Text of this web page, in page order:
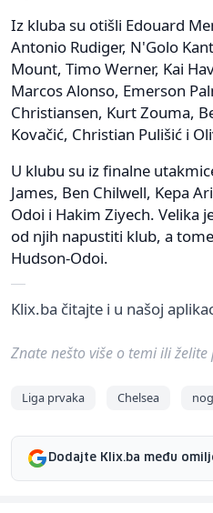
Iz kluba su otišli Edouard
Antonio Rudiger, N'Golo
Mount, Timo Werner, Kai
Marcos Alonso, Emerson
Christiansen, Kurt Zouma,
Kovačić, Christian Pulišić i
U klubu su iz finalne
James, Ben Chilwell, Kepa
Odoi i Hakim Ziyech. Velika
od njih napustiti klub, a
Hudson-Odoi.
Klix.ba čitajte i u našoj
Znate nešto više o temi ili
Liga prvaka Chelsea
Dodajte Klix.ba među